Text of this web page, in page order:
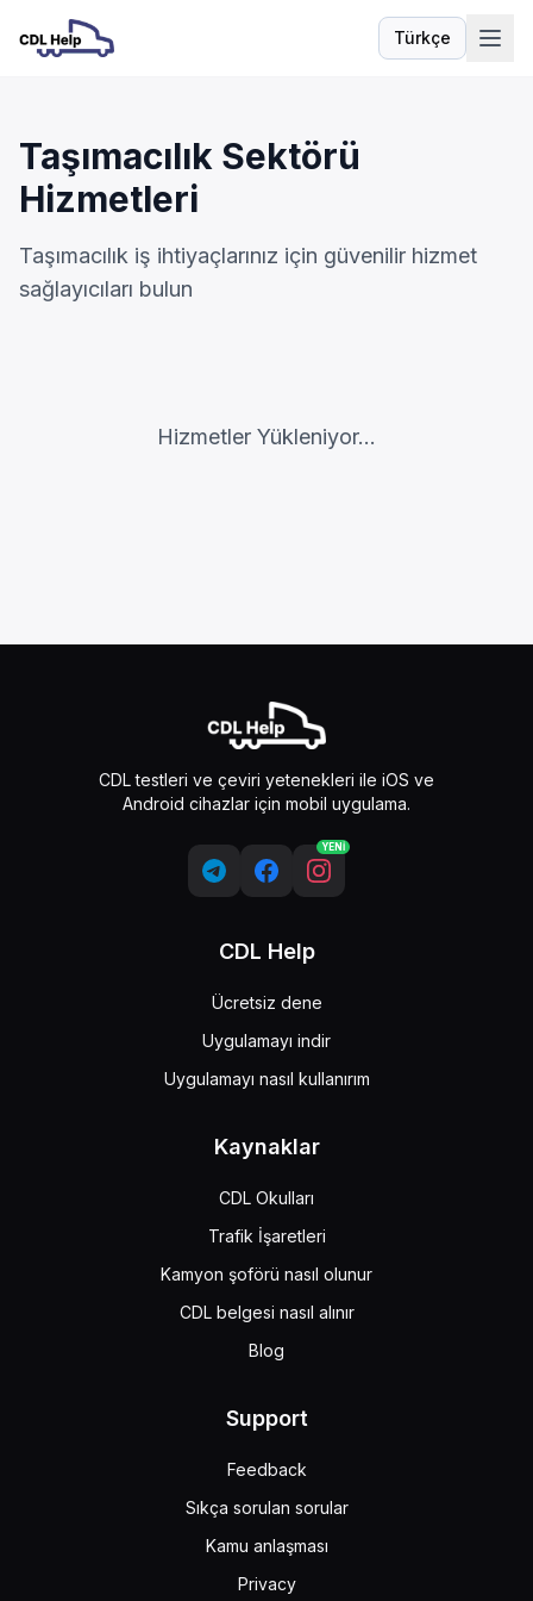
Türkçe
Dil
Taşımacılık Sektörü
Hizmetleri
Taşımacılık iş ihtiyaçlarınız için güvenilir hizmet
sağlayıcıları bulun
Hizmetler Yükleniyor...
CDL testleri ve çeviri yetenekleri ile iOS ve
Android cihazlar için mobil uygulama.
YENİ
CDL Help
Ücretsiz dene
Uygulamayı indir
Uygulamayı nasıl kullanırım
Kaynaklar
CDL Okulları
Trafik İşaretleri
Kamyon şoförü nasıl olunur
CDL belgesi nasıl alınır
Blog
Support
Feedback
Sıkça sorulan sorular
Kamu anlaşması
Privacy